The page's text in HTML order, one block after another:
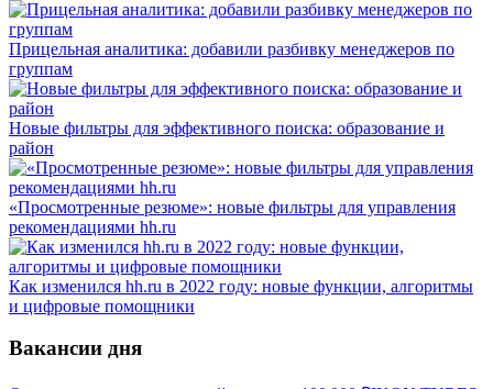
Прицельная аналитика: добавили разбивку менеджеров по
группам
Новые фильтры для эффективного поиска: образование и
район
«Просмотренные резюме»: новые фильтры для управления
рекомендациями hh.ru
Как изменился hh.ru в 2022 году: новые функции, алгоритмы
и цифровые помощники
Вакансии дня